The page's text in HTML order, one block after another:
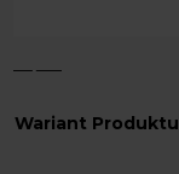
4
Wariant Produktu